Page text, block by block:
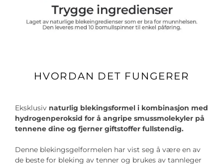
HVORDAN DET FUNGERER
Eksklusiv naturlig blekingsformel i kombinasjon med
hydrogenperoksid for å angripe smussmolekyler på
tennene dine og fjerner giftstoffer fullstendig.
Denne blekingsgelformelen har vist seg å være en av
de beste for bleking av tenner og brukes av tannleger